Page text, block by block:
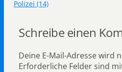
Polizei (14)
Schreibe einen
Deine E-Mail-Adresse wird
Erforderliche Felder sind